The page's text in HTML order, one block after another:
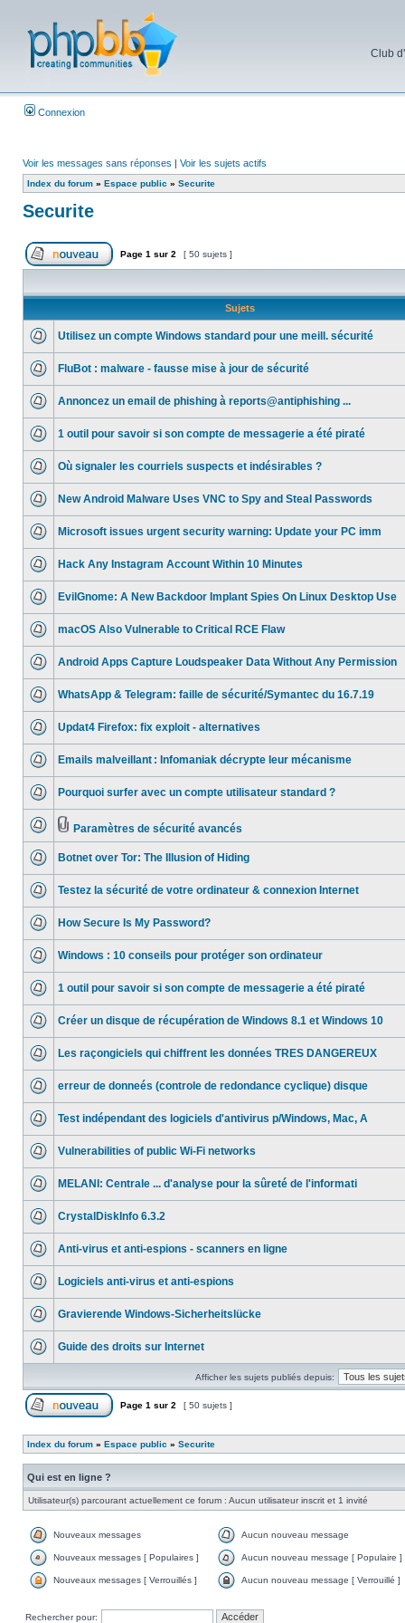
Club
Connexion
Voir les messages sans réponses | Voir les sujets actifs
Index du forum » Espace public » Securite
Securite
Page 1 sur 2 [ 50 sujets ]
Sujets
Utilisez un compte Windows standard pour une meill. sécurité
FluBot : malware - fausse mise à jour de sécurité
Annoncez un email de phishing à reports@antiphishing ...
1 outil pour savoir si son compte de messagerie a été piraté
Où signaler les courriels suspects et indésirables ?
New Android Malware Uses VNC to Spy and Steal Passwords
Microsoft issues urgent security warning: Update your PC imm
Hack Any Instagram Account Within 10 Minutes
EvilGnome: A New Backdoor Implant Spies On Linux Desktop Use
macOS Also Vulnerable to Critical RCE Flaw
Android Apps Capture Loudspeaker Data Without Any Permission
WhatsApp & Telegram: faille de sécurité/Symantec du 16.7.19
Updat4 Firefox: fix exploit - alternatives
Emails malveillant : Infomaniak décrypte leur mécanisme
Pourquoi surfer avec un compte utilisateur standard ?
Paramètres de sécurité avancés
Botnet over Tor: The Illusion of Hiding
Testez la sécurité de votre ordinateur & connexion Internet
How Secure Is My Password?
Windows : 10 conseils pour protéger son ordinateur
1 outil pour savoir si son compte de messagerie a été piraté
Créer un disque de récupération de Windows 8.1 et Windows 10
Les raçongiciels qui chiffrent les données TRES DANGEREUX
erreur de donneés (controle de redondance cyclique) disque
Test indépendant des logiciels d'antivirus p/Windows, Mac, A
Vulnerabilities of public Wi-Fi networks
MELANI: Centrale ... d'analyse pour la sûreté de l'informati
CrystalDiskInfo 6.3.2
Anti-virus et anti-espions - scanners en ligne
Logiciels anti-virus et anti-espions
Gravierende Windows-Sicherheitslücke
Guide des droits sur Internet
Afficher les sujets publiés depuis:
Page 1 sur 2 [ 50 sujets ]
Index du forum » Espace public » Securite
Qui est en ligne ?
Utilisateur(s) parcourant actuellement ce forum : Aucun utilisateur inscrit et 1 invité
Nouveaux messages Aucun nouveau message
Nouveaux messages [ Populaires ] Aucun nouveau message [ Populaire ]
Nouveaux messages [ Verrouillés ] Aucun nouveau message [ Verrouillé ]
Rechercher pour: